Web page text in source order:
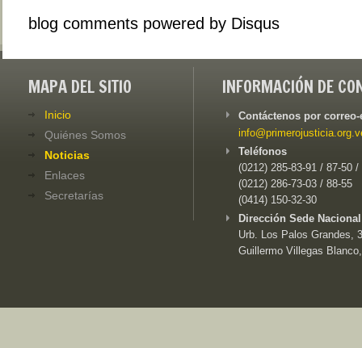
blog comments powered by Disqus
MAPA DEL SITIO
Inicio
Quiénes Somos
Noticias
Enlaces
Secretarías
INFORMACIÓN DE
Contáctenos por
Teléfonos
(0212) 285-83-91 / 87-50 /
(0212) 286-73-03 / 88-55
(0414) 150-32-30
Dirección Sede
Urb. Los Palos Grandes,
Guillermo Villegas